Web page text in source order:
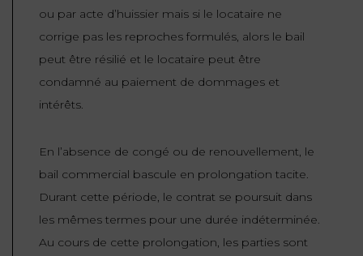
ou par acte d’huissier mais si le locataire ne
corrige pas les reproches formulés, alors le bail
peut être résilié et le locataire peut être
condamné au paiement de dommages et
intérêts.
En l’absence de congé ou de renouvellement, le
bail commercial bascule en prolongation tacite.
Durant cette période, le contrat se poursuit dans
les mêmes termes pour une durée indéterminée.
Au cours de cette prolongation, les parties sont